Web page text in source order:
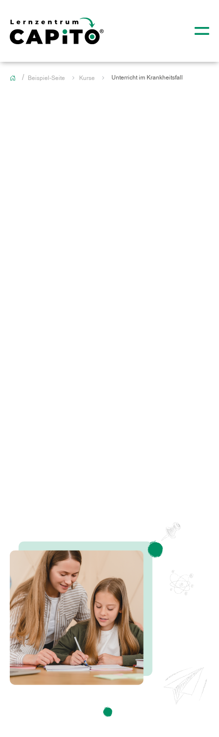
Beispiel-Seite Kurse Unterricht im Krankheitsfall